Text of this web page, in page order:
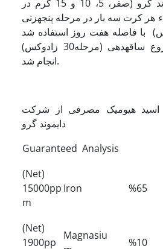
هیومیک شرکت دایموند گرو (صفر، 5، 10 و 15 گرم در
هر کرت سه بار در مرحله پنجه­زنی
22 زادوکس) با فاصله هفت روز استفاده شد
که آخرین بار در شروع ساقه­دهی (مرحله30 زادوکس)
انجام شد.
اسید هیومیک مصرفی از شرکت
دایموند گرو
Guaranteed Analysis
(Net)
15000pp
m
Iron %65
(Net)
1900pp
Magnasiu
%10